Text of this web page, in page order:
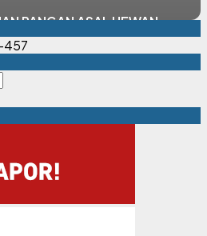
PANGAN ASAL HEWAN